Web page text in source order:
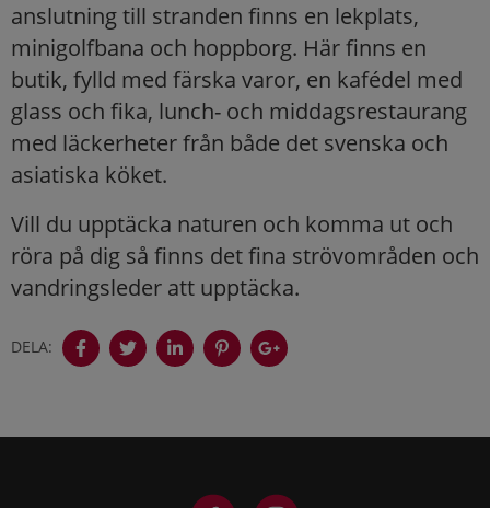
anslutning till stranden finns en lekplats,
minigolfbana och hoppborg. Här finns en
butik, fylld med färska varor, en kafédel med
glass och fika, lunch- och middagsrestaurang
med läckerheter från både det svenska och
asiatiska köket.
Vill du upptäcka naturen och komma ut och
röra på dig så finns det fina strövområden och
vandringsleder att upptäcka.
DELA: